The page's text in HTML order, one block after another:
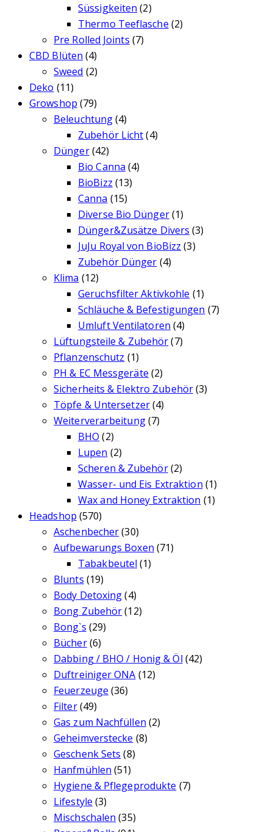
Süssigkeiten (2)
Thermo Teeflasche (2)
Pre Rolled Joints (7)
CBD Blüten (4)
Sweed (2)
Deko (11)
Growshop (79)
Beleuchtung(4)
Zubehör Licht (4)
Dünger(42)
Bio Canna (4)
BioBizz (13)
Canna (15)
Diverse Bio Dünger(1)
Dünger&Zusätze Divers (3)
JuJu Royal von BioBizz (3)
Zubehör Dünger (4)
Klima (12)
Geruchsfilter Aktivkohle (1)
Schläuche & Befestigungen (7)
Umluft Ventilatoren (4)
Lüftungsteile & Zubehör (7)
Pflanzenschutz (1)
PH & EC Messgeräte (2)
Sicherheits & Elektro Zubehör(3)
Töpfe & Untersetzer(4)
Weiterverarbeitung(7)
BHO (2)
Lupen (2)
Scheren & Zubehör(2)
Wasser- und Eis Extraktion (1)
Wax and Honey Extraktion (1)
Headshop (570)
Aschenbecher(30)
Aufbewarungs Boxen (71)
Tabakbeutel (1)
Blunts (19)
Body Detoxing (4)
Bong Zubehör(12)
Bong`s (29)
Bücher(6)
Dabbing / BHO / Honig & Öl (42)
Duftreiniger ONA (12)
Feuerzeuge (36)
Filter(49)
Gas zum Nachfüllen (2)
Geheimverstecke (8)
Geschenk Sets (8)
Hanfmühlen (51)
Hygiene & Pflegeprodukte (7)
Lifestyle (3)
Mischschalen (35)